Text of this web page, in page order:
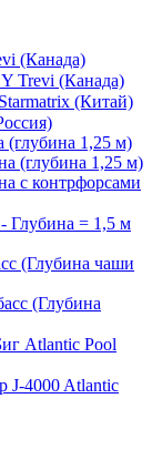
(Канада)
Trevi (Канада)
(Китай)
(глубина 1,25 м)
(глубина 1,25 м)
с контрфорсами
Глубина = 1,5 м
(Глубина чаши
(Глубина
Atlantic Pool
J-4000 Atlantic